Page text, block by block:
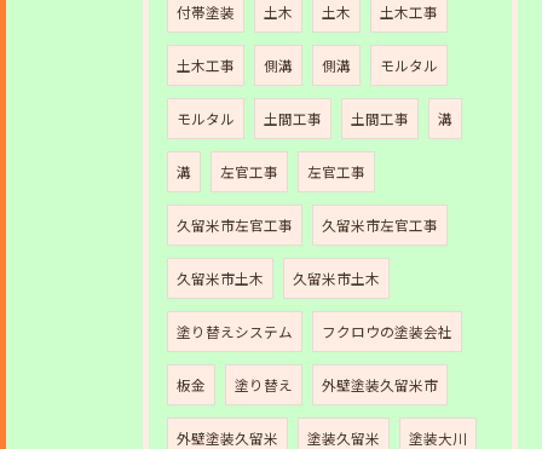
付帯塗装 土木 土木 土木工事
土木工事 側溝 側溝 モルタル
モルタル 土間工事 土間工事 溝
溝 左官工事 左官工事
久留米市左官工事 久留米市左官工事
久留米市土木 久留米市土木
塗り替えシステム フクロウの塗装会社
板金 塗り替え 外壁塗装久留米市
外壁塗装久留米 塗装久留米 塗装大川